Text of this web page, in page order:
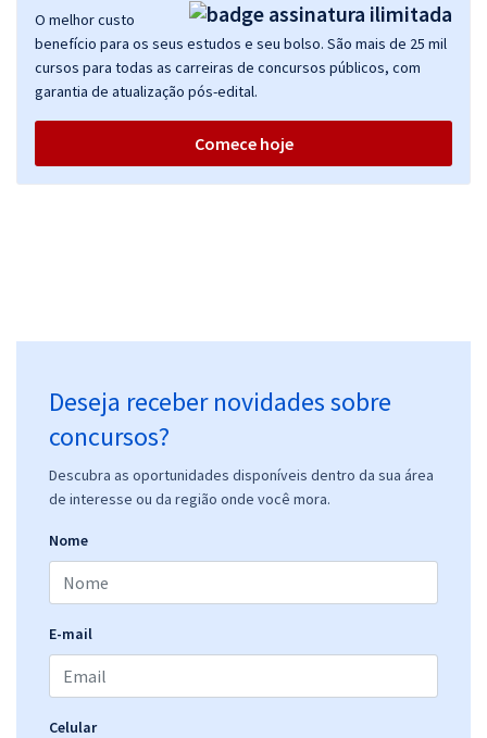
O melhor custo
benefício para os seus estudos e seu bolso. São mais de 25 mil
cursos para todas as carreiras de concursos públicos, com
garantia de atualização pós-edital.
Comece hoje
Deseja receber novidades sobre
concursos?
Descubra as oportunidades disponíveis dentro da sua área
de interesse ou da região onde você mora.
Nome
E-mail
Celular